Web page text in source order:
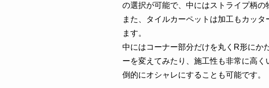
の選択が可能で、中にはストライプ柄の
また、タイルカーペットは加工もカッ
ます。
中にはコーナー部分だけを丸くR形にか
ーを変えてみたり、施工性も非常に高
倒的にオシャレにすることも可能です。